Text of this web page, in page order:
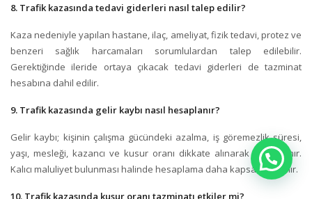
8. Trafik kazasında tedavi giderleri nasıl talep edilir?
Kaza nedeniyle yapılan hastane, ilaç, ameliyat, fizik tedavi, protez ve
benzeri sağlık harcamaları sorumlulardan talep edilebilir.
Gerektiğinde ileride ortaya çıkacak tedavi giderleri de tazminat
hesabına dahil edilir.
9. Trafik kazasında gelir kaybı nasıl hesaplanır?
Gelir kaybı; kişinin çalışma gücündeki azalma, iş göremezlik süresi,
yaşı, mesleği, kazancı ve kusur oranı dikkate alınarak hesaplanır.
Kalıcı maluliyet bulunması halinde hesaplama daha kapsamlı yapılır.
10. Trafik kazasında kusur oranı tazminatı etkiler mi?